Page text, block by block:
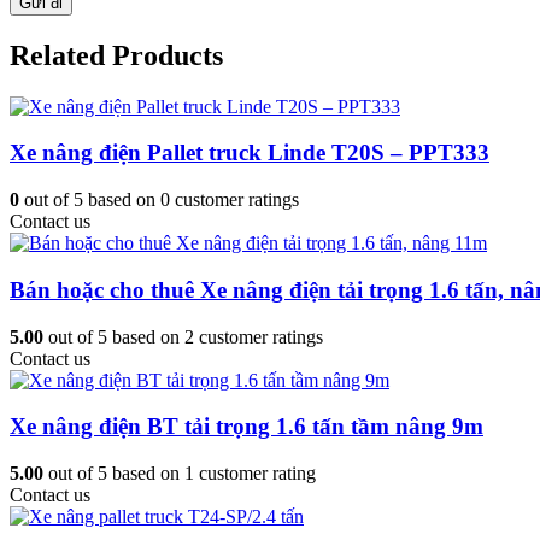
Related Products
Xe nâng điện Pallet truck Linde T20S – PPT333
0 out of 5 based on 0 customer ratings
Contact us
Bán hoặc cho thuê Xe nâng điện tải trọng 1.6 tấn,
5.00 out of 5 based on 2 customer ratings
Contact us
Xe nâng điện BT tải trọng 1.6 tấn tầm nâng 9m
5.00 out of 5 based on 1 customer rating
Contact us